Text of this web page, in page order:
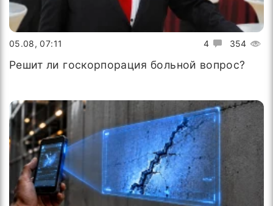
4 354
05.08, 07:11
Решит ли госкорпорация больной вопрос?